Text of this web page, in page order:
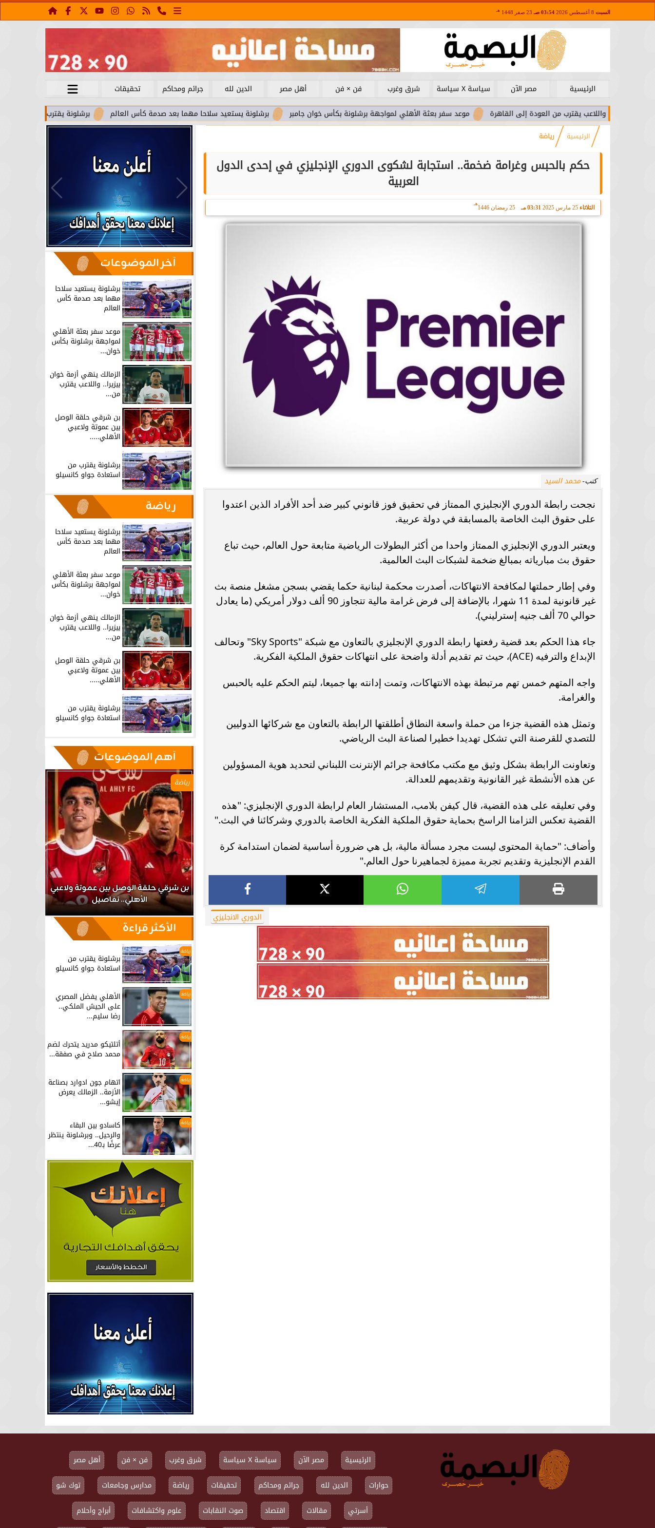
السبت 03:54 صـ 23 صفر 1448 هـ
الرئيسية مصر الآن سياسة X سياسة شرق وغرب فن × فن أهل مصر الدين لله جرائم ومحاكم
تحقيقات
برشلونة يقترب من استعادة جواو
برشلونة يستعيد سلاحا مهما بعد صدمة كأس العالم موعد سفر بعثة الأهلي لمواجهة برشلونة بكأس خوان جامبر واللاعب يقترب من العودة إلى القاهرة
الرئيسية رياضة
حكم بالحبس وغرامة ضخمة.. استجابة لشكوى الدوري الإنجليزي في إحدى الدول
العربية
الثلاثاء 25 مارس 2025 03:31 مـ 25 رمضان 1446
هـ
كتب-محمد السيد
نجحت رابطة الدوري الإنجليزي الممتاز في تحقيق فوز قانوني كبير ضد أحد الأفراد الذين اعتدوا
على حقوق البث الخاصة بالمسابقة في دولة عربية.
ويعتبر الدوري الإنجليزي الممتاز واحدا من أكثر البطولات الرياضية متابعة حول العالم، حيث تباع
حقوق بث مبارياته بمبالغ ضخمة لشبكات البث العالمية.
وفي إطار حملتها لمكافحة الانتهاكات، أصدرت محكمة لبنانية حكما يقضي بسجن مشغل منصة بث
غير قانونية لمدة 11 شهرا، بالإضافة إلى فرض غرامة مالية تتجاوز 90 ألف دولار أمريكي (ما يعادل
حوالي 70 ألف جنيه إسترليني).
جاء هذا الحكم بعد قضية رفعتها رابطة الدوري الإنجليزي بالتعاون مع شبكة "Sky Sports" وتحالف
الإبداع والترفيه (ACE)، حيث تم تقديم أدلة واضحة على انتهاكات حقوق الملكية الفكرية.
واجه المتهم خمس تهم مرتبطة بهذه الانتهاكات، وتمت إدانته بها جميعا، ليتم الحكم عليه بالحبس
والغرامة.
وتمثل هذه القضية جزءا من حملة واسعة النطاق أطلقتها الرابطة بالتعاون مع شركائها الدوليين
للتصدي للقرصنة التي تشكل تهديدا خطيرا لصناعة البث الرياضي.
وتعاونت الرابطة بشكل وثيق مع مكتب مكافحة جرائم الإنترنت اللبناني لتحديد هوية المسؤولين
عن هذه الأنشطة غير القانونية وتقديمهم للعدالة.
وفي تعليقه على هذه القضية، قال كيفن بلامب، المستشار العام لرابطة الدوري الإنجليزي: "هذه
القضية تعكس التزامنا الراسخ بحماية حقوق الملكية الفكرية الخاصة بالدوري وشركائنا في البث."
وأضاف: "حماية المحتوى ليست مجرد مسألة مالية، بل هي ضرورة أساسية لضمان استدامة كرة
القدم الإنجليزية وتقديم تجربة مميزة لجماهيرنا حول العالم."
الدوري الانجليزي
آخر الموضوعات
برشلونة يستعيد سلاحا
مهما بعد صدمة كأس
العالم
موعد سفر بعثة الأهلي
لمواجهة برشلونة بكأس
خوان...
الزمالك ينهي أزمة خوان
بيزيرا.. واللاعب يقترب
من...
بن شرقي حلقة الوصل
بين عموتة ولاعبي
الأهلي.....
برشلونة يقترب من
استعادة جواو كانسيلو
رياضة
برشلونة يستعيد سلاحا
مهما بعد صدمة كأس
العالم
موعد سفر بعثة الأهلي
لمواجهة برشلونة بكأس
خوان...
الزمالك ينهي أزمة خوان
بيزيرا.. واللاعب يقترب
من...
بن شرقي حلقة الوصل
بين عموتة ولاعبي
الأهلي.....
برشلونة يقترب من
استعادة جواو كانسيلو
آهم الموضوعات
برشلونة يستعيد سلاحا مهما بعد صدمة
موعد سفر بعثة الأهلي لمواجهة برشلونة
الزمالك ينهي أزمة خوان بيزيرا.. واللاعب
رياضة
بن شرقي حلقة الوصل بين عموتة ولاعبي
الأهلي.. تفاصيل
الأكثر قراءة
رياضة
برشلونة يقترب من
استعادة جواو كانسيلو
رياضة الأهلي يفضل المصري
على الجيش الملكي..
رضا سليم...
رياضة
أتلتيكو مدريد يتحرك لضم
محمد صلاح في صفقة...
رياضة اتهام جون ادوارد بصناعة
الأزمة.. الزمالك يعرض
إيشو...
رياضة كاسادو بين البقاء
والرحيل.. وبرشلونة ينتظر
عرضًا بـ40...
الرئيسية مصر الآن سياسة X سياسة شرق وغرب فن × فن
أهل مصر
حوارات
الدين لله جرائم ومحاكم تحقيقات رياضة مدارس وجامعات
توك شو
أسرتي
مقالات اقتصاد صوت النقابات علوم واكتشافات أبراج وأحلام